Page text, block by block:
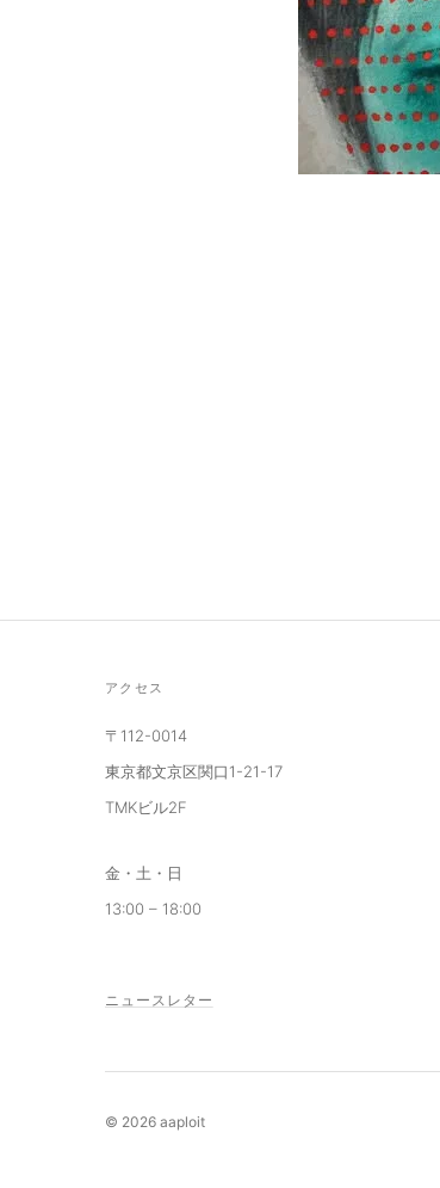
アクセス
〒112-0014
東京都文京区関口1-21-17
TMKビル2F
金・土・日
13:00 – 18:00
ニュースレター
© 2026 aaploit